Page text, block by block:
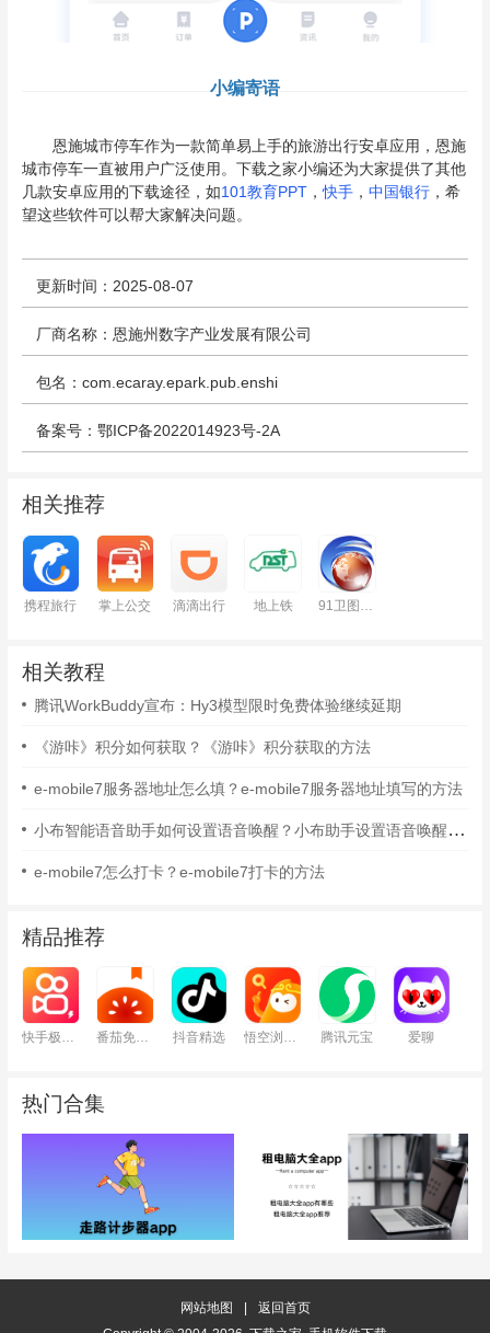
小编寄语
恩施城市停车作为一款简单易上手的旅游出行安卓应用，恩施
城市停车一直被用户广泛使用。下载之家小编还为大家提供了其他
几款安卓应用的下载途径，如101教育PPT，快手， 中国银行，希
望这些软件可以帮大家解决问题。
更新时间：2025-08-07
厂商名称：恩施州数字产业发展有限公司
包名：com.ecaray.epark.pub.enshi
备案号：鄂ICP备2022014923号-2A
相关推荐
携程旅行 掌上公交 滴滴出行 地上铁 91卫图助手
相关教程
腾讯WorkBuddy宣布：Hy3模型限时免费体验继续延期
《游咔》积分如何获取？《游咔》积分获取的方法
e-mobile7服务器地址怎么填？e-mobile7服务器地址填写的方法
小布智能语音助手如何设置语音唤醒？小布助手设置语音唤醒的方法
e-mobile7怎么打卡？e-mobile7打卡的方法
精品推荐
快手极速版 番茄免费小说 抖音精选 悟空浏览器 腾讯元宝 爱聊
热门合集
网站地图
返回首页